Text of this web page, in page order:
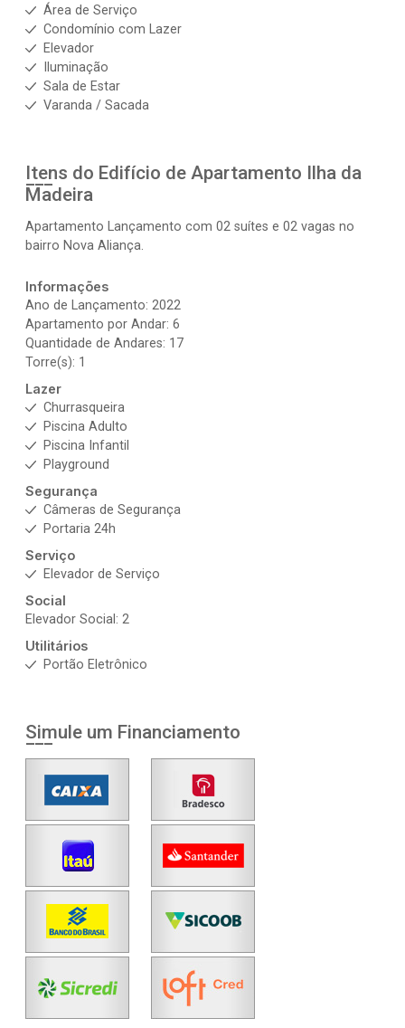
Área de Serviço
Condomínio com Lazer
Elevador
Iluminação
Sala de Estar
Varanda / Sacada
Itens do Edifício de Apartamento Ilha da
Madeira
Apartamento Lançamento com 02 suítes e 02 vagas no
bairro Nova Aliança.
Informações
Ano de Lançamento: 2022
Apartamento por Andar: 6
Quantidade de Andares: 17
Torre(s): 1
Lazer
Churrasqueira
Piscina Adulto
Piscina Infantil
Playground
Segurança
Câmeras de Segurança
Portaria 24h
Serviço
Elevador de Serviço
Social
Elevador Social: 2
Utilitários
Portão Eletrônico
Simule um Financiamento